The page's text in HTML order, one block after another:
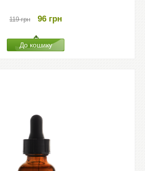
119грн 96 грн